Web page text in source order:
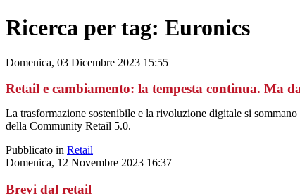
Ricerca per tag: Euronics
Domenica, 03 Dicembre 2023 15:55
Retail e cambiamento: la tempesta continua. Ma
La trasformazione sostenibile e la rivoluzione digitale si
della Community Retail 5.0.
Pubblicato in Retail
Domenica, 12 Novembre 2023 16:37
Brevi dal retail